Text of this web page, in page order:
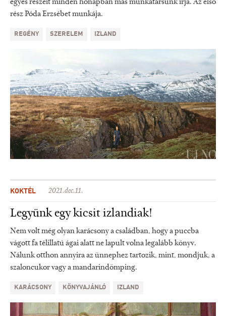
egyes részeit minden hónapban más munkatársunk írja. Az első
rész Póda Erzsébet munkája.
REGÉNY SZERELEM IZLAND
KOKTÉL 2021.dec.11.
Legyünk egy kicsit izlandiak!
Nem volt még olyan karácsony a családban, hogy a puccba
vágott fa télillatú ágai alatt ne lapult volna legalább könyv.
Nálunk otthon annyira az ünnephez tartozik, mint, mondjuk, a
szaloncukor vagy a mandarindömping.
KARÁCSONY KÖNYVAJÁNLÓ IZLAND